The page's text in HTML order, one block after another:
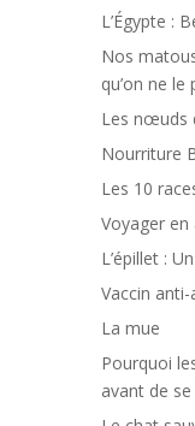
L’Égypte :
Nos
qu’on ne le
Les nœuds
Nourriture
Les 10
Voyager
L’épillet :
Vaccin
La mue
Pourquoi
avant de